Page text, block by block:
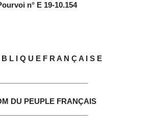
n° E 19-10.154
L I Q U E F R A N Ç A I S E
DU PEUPLE FRANÇAIS